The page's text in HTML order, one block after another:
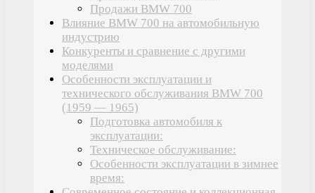
Продажи BMW 700
Влияние BMW 700 на автомобильную
индустрию
Конкуренты и сравнение с другими
моделями
Особенности эксплуатации и
технического обслуживания BMW 700
(1959 — 1965)
Подготовка автомобиля к
эксплуатации:
Техническое обслуживание:
Особенности эксплуатации в зимнее
время: